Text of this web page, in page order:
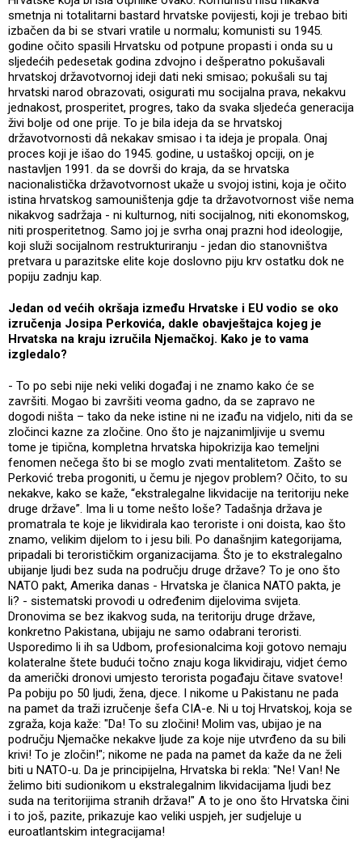
smetnja ni totalitarni bastard hrvatske povijesti, koji je trebao biti
izbačen da bi se stvari vratile u normalu; komunisti su 1945.
godine očito spasili Hrvatsku od potpune propasti i onda su u
sljedećih pedesetak godina zdvojno i dešperatno pokušavali
hrvatskoj državotvornoj ideji dati neki smisao; pokušali su taj
hrvatski narod obrazovati, osigurati mu socijalna prava, nekakvu
jednakost, prosperitet, progres, tako da svaka sljedeća generacija
živi bolje od one prije. To je bila ideja da se hrvatskoj
državotvornosti dâ nekakav smisao i ta ideja je propala. Onaj
proces koji je išao do 1945. godine, u ustaškoj opciji, on je
nastavljen 1991. da se dovrši do kraja, da se hrvatska
nacionalistička državotvornost ukaže u svojoj istini, koja je očito
istina hrvatskog samouništenja gdje ta državotvornost više nema
nikakvog sadržaja - ni kulturnog, niti socijalnog, niti ekonomskog,
niti prosperitetnog. Samo joj je svrha onaj prazni hod ideologije,
koji služi socijalnom restrukturiranju - jedan dio stanovništva
pretvara u parazitske elite koje doslovno piju krv ostatku dok ne
popiju zadnju kap.
Jedan od većih okršaja između Hrvatske i EU vodio se oko
izručenja Josipa Perkovića, dakle obavještajca kojeg je
Hrvatska na kraju izručila Njemačkoj. Kako je to vama
izgledalo?
- To po sebi nije neki veliki događaj i ne znamo kako će se
završiti. Mogao bi završiti veoma gadno, da se zapravo ne
dogodi ništa – tako da neke istine ni ne izađu na vidjelo, niti da se
zločinci kazne za zločine. Ono što je najzanimljivije u svemu
tome je tipična, kompletna hrvatska hipokrizija kao temeljni
fenomen nečega što bi se moglo zvati mentalitetom. Zašto se
Perković treba progoniti, u čemu je njegov problem? Očito, to su
nekakve, kako se kaže, “ekstralegalne likvidacije na teritoriju neke
druge države”. Ima li u tome nešto loše? Tadašnja država je
promatrala te koje je likvidirala kao teroriste i oni doista, kao što
znamo, velikim dijelom to i jesu bili. Po današnjim kategorijama,
pripadali bi terorističkim organizacijama. Što je to ekstralegalno
ubijanje ljudi bez suda na području druge države? To je ono što
NATO pakt, Amerika danas - Hrvatska je članica NATO pakta, je
li? - sistematski provodi u određenim dijelovima svijeta.
Dronovima se bez ikakvog suda, na teritoriju druge države,
konkretno Pakistana, ubijaju ne samo odabrani teroristi.
Usporedimo li ih sa Udbom, profesionalcima koji gotovo nemaju
kolateralne štete budući točno znaju koga likvidiraju, vidjet ćemo
da američki dronovi umjesto terorista pogađaju čitave svatove!
Pa pobiju po 50 ljudi, žena, djece. I nikome u Pakistanu ne pada
na pamet da traži izručenje šefa CIA-e. Ni u toj Hrvatskoj, koja se
zgraža, koja kaže: "Da! To su zločini! Molim vas, ubijao je na
području Njemačke nekakve ljude za koje nije utvrđeno da su bili
krivi! To je zločin!"; nikome ne pada na pamet da kaže da ne želi
biti u NATO-u. Da je principijelna, Hrvatska bi rekla: "Ne! Van! Ne
želimo biti sudionikom u ekstralegalnim likvidacijama ljudi bez
suda na teritorijima stranih država!" A to je ono što Hrvatska čini
i to još, pazite, prikazuje kao veliki uspjeh, jer sudjeluje u
euroatlantskim integracijama!